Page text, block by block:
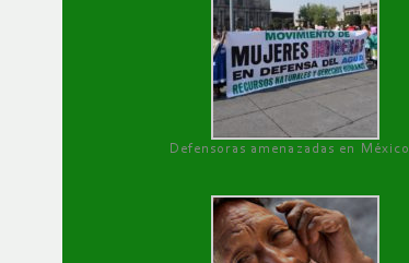
Defensoras amenazadas en México